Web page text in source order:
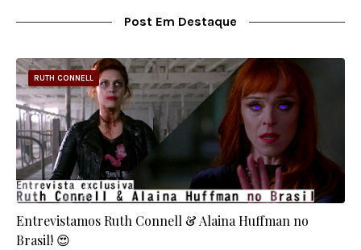
Post Em Destaque
RUTH CONNELL
Entrevistamos Ruth Connell & Alaina Huffman no
Brasil! 😍